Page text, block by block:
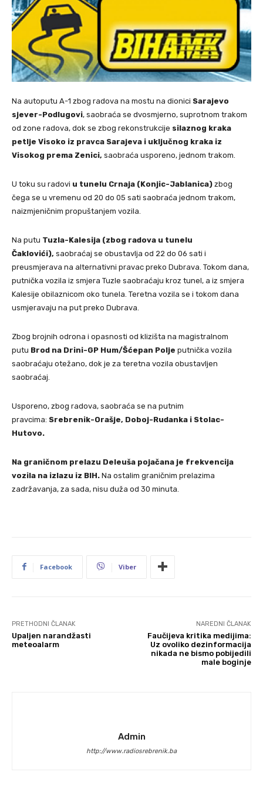
Na autoputu A-1 zbog radova na mostu na dionici Sarajevo
sjever-Podlugovi, saobraća se dvosmjerno, suprotnom trakom
od zone radova, dok se zbog rekonstrukcije silaznog kraka
petlje Visoko iz pravca Sarajeva i uključnog kraka iz
Visokog prema Zenici, saobraća usporeno, jednom trakom.
U toku su radovi u tunelu Crnaja (Konjic-Jablanica) zbog
čega se u vremenu od 20 do 05 sati saobraća jednom trakom,
naizmjeničnim propuštanjem vozila.
Na putu Tuzla-Kalesija (zbog radova u tunelu
Čaklovići), saobraćaj se obustavlja od 22 do 06 sati i
preusmjerava na alternativni pravac preko Dubrava. Tokom dana,
putnička vozila iz smjera Tuzle saobraćaju kroz tunel, a iz smjera
Kalesije obilaznicom oko tunela. Teretna vozila se i tokom dana
usmjeravaju na put preko Dubrava.
Zbog brojnih odrona i opasnosti od klizišta na magistralnom
putu Brod na Drini-GP Hum/Šćepan Polje putnička vozila
saobraćaju otežano, dok je za teretna vozila obustavljen
saobraćaj.
Usporeno, zbog radova, saobraća se na putnim
pravcima: Srebrenik-Orašje, Doboj-Rudanka i Stolac-
Hutovo.
Na graničnom prelazu Deleuša pojačana je frekvencija
vozila na izlazu iz BIH. Na ostalim graničnim prelazima
zadržavanja, za sada, nisu duža od 30 minuta.
Facebook Viber
PRETHODNI ČLANAK
Upaljen narandžasti
meteoalarm
NAREDNI ČLANAK
Faučijeva kritika medijima:
Uz ovoliko dezinformacija
nikada ne bismo pobijedili
male boginje
Admin
http://www.radiosrebrenik.ba